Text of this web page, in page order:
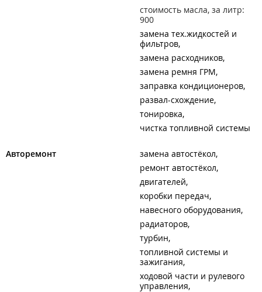
стоимость масла, за литр:
900
замена тех.жидкостей и
фильтров
замена расходников
замена ремня ГРМ
заправка кондиционеров
развал-схождение
тонировка
чистка топливной системы
Авторемонт
замена автостёкол
ремонт автостёкол
двигателей
коробки передач
навесного оборудования
радиаторов
турбин
топливной системы и
зажигания
ходовой части и рулевого
управления